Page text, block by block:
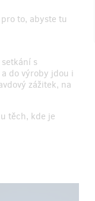
to, abyste tu
s
do výroby jdou i
zážitek, na
těch, kde je